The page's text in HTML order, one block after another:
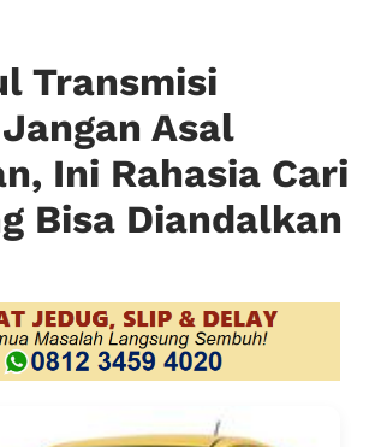
Transmisi
Asal
Ini Rahasia Cari
Bisa Diandalkan